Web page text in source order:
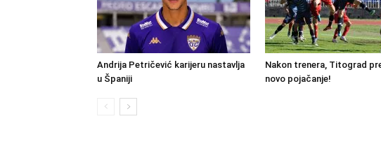
Andrija Petričević karijeru nastavlja
u Španiji
Nakon trenera, Titograd
novo pojačanje!